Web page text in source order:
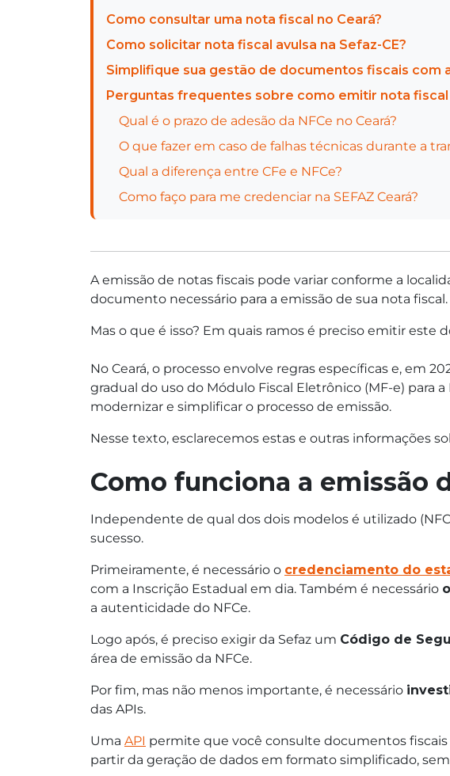
Como consultar uma nota fiscal no Ceará?
Como solicitar nota fiscal avulsa na Sefaz-CE?
Simplifique sua gestão de documentos fiscais com
Perguntas frequentes sobre como emitir nota fiscal
Qual é o prazo de adesão da NFCe no Ceará?
O que fazer em caso de falhas técnicas durante a
Qual a diferença entre CFe e NFCe?
Como faço para me credenciar na SEFAZ Ceará?
A emissão de notas fiscais pode variar conforme a
documento necessário para a emissão de sua nota fiscal.
Mas o que é isso? Em quais ramos é preciso emitir este
No Ceará, o processo envolve regras específicas e, em
gradual do uso do Módulo Fiscal Eletrônico (MF-e) para
modernizar e simplificar o processo de emissão.
Nesse texto, esclarecemos estas e outras informações
Como funciona a emissão
Independente de qual dos dois modelos é utilizado
sucesso.
Primeiramente, é necessário o credenciamento do
com a Inscrição Estadual em dia. Também é necessário
a autenticidade do NFCe.
Logo após, é preciso exigir da Sefaz um Código de
área de emissão da NFCe.
Por fim, mas não menos importante, é necessário
das APIs.
Uma API permite que você consulte documentos
partir da geração de dados em formato simplificado,